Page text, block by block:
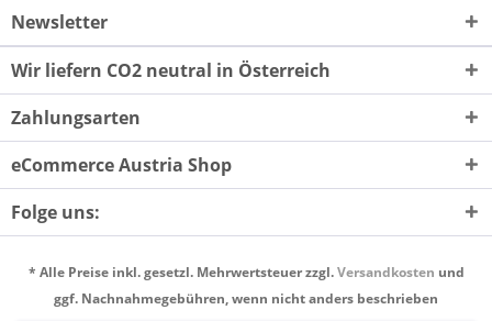
Newsletter
Wir liefern CO2 neutral in Österreich
Zahlungsarten
eCommerce Austria Shop
Folge uns:
* Alle Preise inkl. gesetzl. Mehrwertsteuer zzgl.Versandkosten und
ggf. Nachnahmegebühren, wenn nicht anders beschrieben